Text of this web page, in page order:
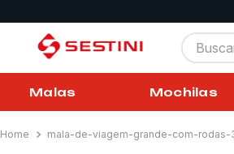
Buscar
Malas Mochilas
mala-de-viagem-grande-com-